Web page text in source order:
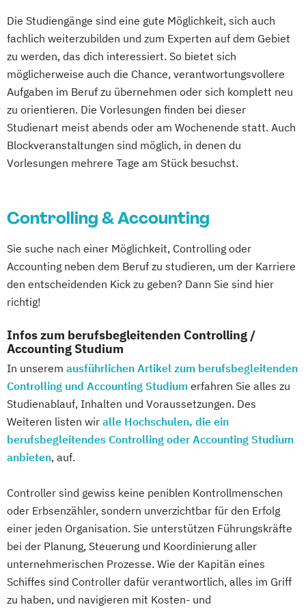
Sustainability & Business Transformation
Taxation
Unternehmensführung & Controlling
Wirtschaft & Management
Wirtschaftsinformatik
Wirtschaftsingenieurwesen
Wirtschaftspsychologie Wirtschaftsrecht
Wirtschaftsrecht Vertiefung Notariat
Musikproduktion
Outdoor Studies
Psychologie der Lebenswelten
Social Media Studies
Software Design & User Experience
Software Development
Sportjournalismus Sportmanagement
Sportmanagement - Fußballmanagement
Sportmanagement - eSports Management
Wirtschaftsinformatik
Wirtschaftsinformatik - Cyber Security
Wirtschaftsingenieurwesen
Wirtschaftsingenieurwesen
Wirtschaftspsychologie - Digital
Transformation Management
Wirtschaftspsychologie - Sport- &
Leistungspsychologie
Wirtschafts­ingenieurwesen
Die Studiengänge sind eine gute Möglichkeit, sich auch
fachlich weiterzubilden und zum Experten auf dem Gebiet
zu werden, das dich interessiert. So bietet sich
möglicherweise auch die Chance, verantwortungsvollere
Aufgaben im Beruf zu übernehmen oder sich komplett neu
zu orientieren. Die Vorlesungen finden bei dieser
Studienart meist abends oder am Wochenende statt. Auch
Blockveranstaltungen sind möglich, in denen du
Vorlesungen mehrere Tage am Stück besuchst.
Controlling & Accounting
Sie suche nach einer Möglichkeit, Controlling oder
Accounting neben dem Beruf zu studieren, um der Karriere
den entscheidenden Kick zu geben? Dann Sie sind hier
richtig!
Infos zum berufsbegleitenden Controlling /
Accounting Studium
In unserem ausführlichen Artikel zum berufsbegleitenden
Controlling und Accounting Studium erfahren Sie alles zu
Studienablauf, Inhalten und Voraussetzungen. Des
Weiteren listen wir alle Hochschulen, die ein
berufsbegleitendes Controlling oder Accounting Studium
anbieten, auf.
Controller sind gewiss keine peniblen Kontrollmenschen
oder Erbsenzähler, sondern unverzichtbar für den Erfolg
einer jeden Organisation. Sie unterstützen Führungskräfte
bei der Planung, Steuerung und Koordinierung aller
unternehmerischen Prozesse. Wie der Kapitän eines
Schiffes sind Controller dafür verantwortlich, alles im Griff
zu haben, und navigieren mit Kosten- und